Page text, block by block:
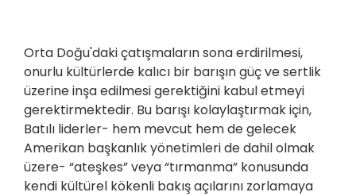
Orta Doğu'daki çatışmaların sona erdirilmesi,
onurlu kültürlerde kalıcı bir barışın güç ve sertlik
üzerine inşa edilmesi gerektiğini kabul etmeyi
gerektirmektedir. Bu barışı kolaylaştırmak için,
Batılı liderler- hem mevcut hem de gelecek
Amerikan başkanlık yönetimleri de dahil olmak
üzere- “ateşkes” veya “tırmanma” konusunda
kendi kültürel kökenli bakış açılarını zorlamaya